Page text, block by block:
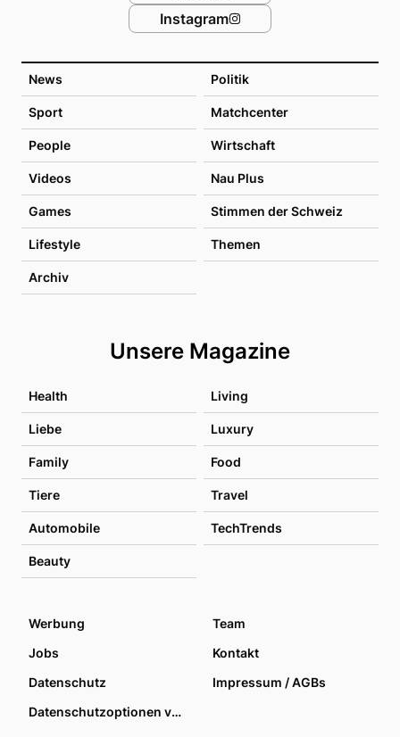
News Politik
Sport Matchcenter
People Wirtschaft
Videos Nau Plus
Games Stimmen der Schweiz
Lifestyle Themen
Archiv
Unsere Magazine
Health Living
Liebe Luxury
Family Food
Tiere Travel
Automobile TechTrends
Beauty
Instagram
Werbung
Team
Jobs
Kontakt
Datenschutz
Impressum / AGBs
Datenschutzoptionen verwalten